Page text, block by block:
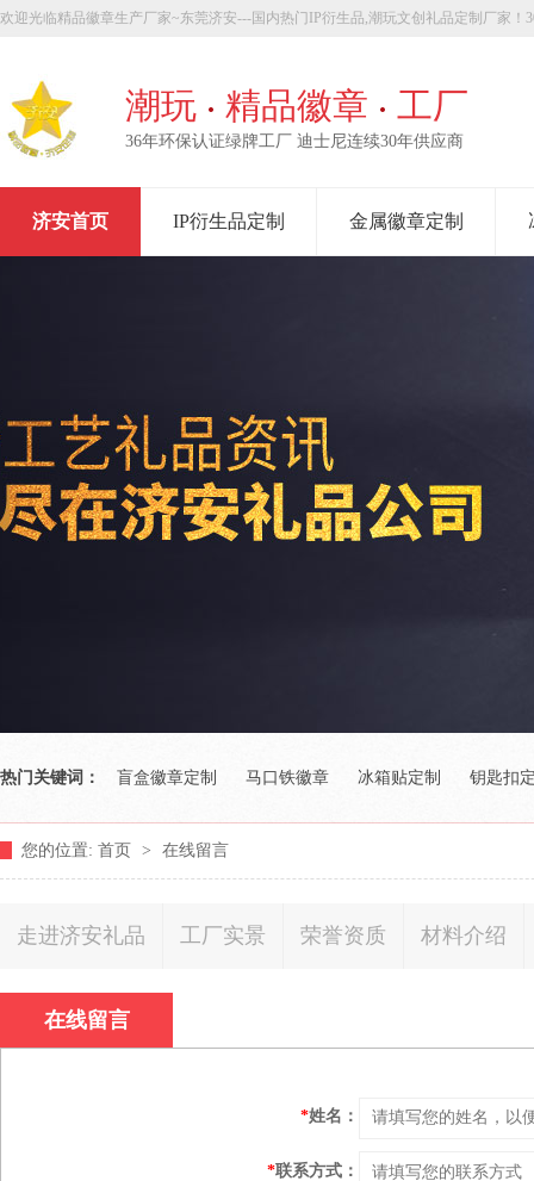
欢迎光临精品徽章生产厂家~东莞济安---国内热门IP衍生品,潮玩文创礼品定制厂家！
潮玩 精品徽章 工厂
36年环保认证绿牌工厂 迪士尼连续30年供应商
济安首页 IP衍生品定制 金属徽章定制
热门关键词： 盲盒徽章定制 马口铁徽章 冰箱贴定制 钥匙扣
您的位置: 首页 > 在线留言
走进济安礼品 工厂实景 荣誉资质 材料介绍
在线留言
*姓名：
*联系方式：